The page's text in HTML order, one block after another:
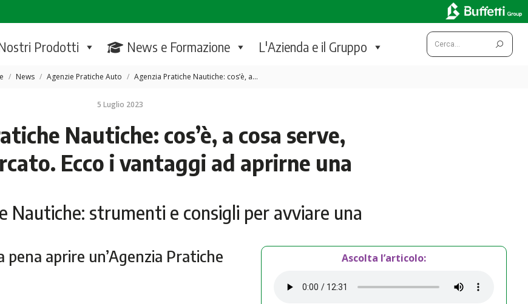
Prodotti News e Formazione L'Azienda e il Gruppo Cerca:
qui:
News Agenzie Pratiche Auto Agenzia Pratiche Nautiche: cos’è, a…
5 Luglio 2023
Nautiche: cos’è, a cosa serve,
Ecco i vantaggi ad aprirne una
Nautiche: strumenti e consigli per avviare una
aprire un’Agenzia Pratiche
Ascolta l’articolo: